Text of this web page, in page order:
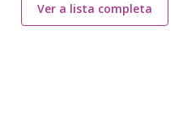
Ver a lista completa